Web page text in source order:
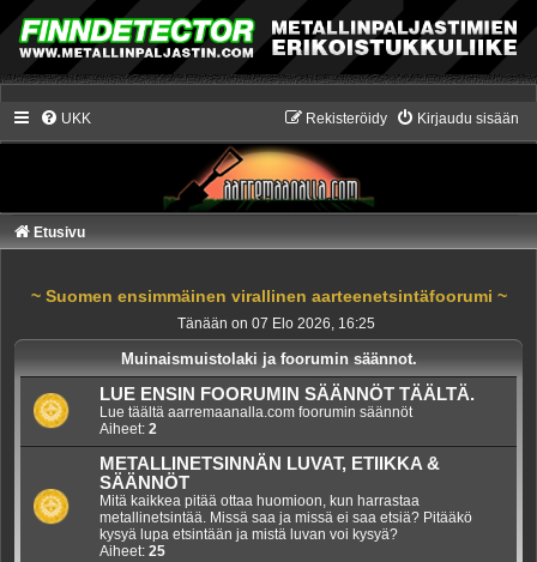
UKK Kirjaudu sisään
Rekisteröidy
Etusivu
~ Suomen ensimmäinen virallinen aarteenetsintäfoorumi ~
Tänään on 07 Elo 2026, 16:25
Muinaismuistolaki ja foorumin säännot.
LUE ENSIN FOORUMIN SÄÄNNÖT TÄÄLTÄ.
Lue täältä aarremaanalla.com foorumin säännöt
Aiheet: 2
METALLINETSINNÄN LUVAT, ETIIKKA &
SÄÄNNÖT
Mitä kaikkea pitää ottaa huomioon, kun harrastaa
metallinetsintää. Missä saa ja missä ei saa etsiä? Pitääkö
kysyä lupa etsintään ja mistä luvan voi kysyä?
Aiheet: 25